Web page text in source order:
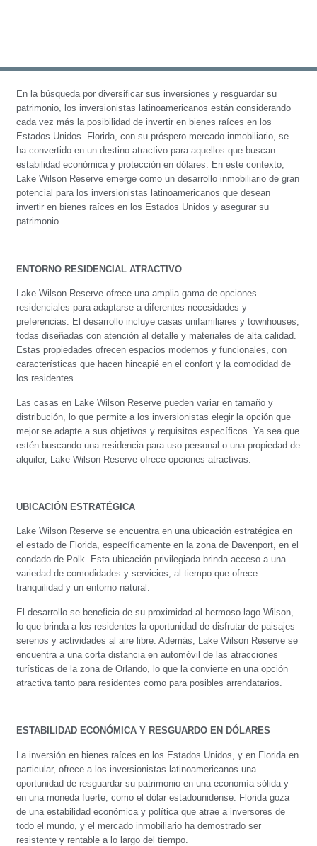
En la búsqueda por diversificar sus inversiones y resguardar su
patrimonio, los inversionistas latinoamericanos están considerando
cada vez más la posibilidad de invertir en bienes raíces en los
Estados Unidos. Florida, con su próspero mercado inmobiliario, se
ha convertido en un destino atractivo para aquellos que buscan
estabilidad económica y protección en dólares. En este contexto,
Lake Wilson Reserve emerge como un desarrollo inmobiliario de gran
potencial para los inversionistas latinoamericanos que desean
invertir en bienes raíces en los Estados Unidos y asegurar su
patrimonio.
ENTORNO RESIDENCIAL ATRACTIVO
Lake Wilson Reserve ofrece una amplia gama de opciones
residenciales para adaptarse a diferentes necesidades y
preferencias. El desarrollo incluye casas unifamiliares y townhouses,
todas diseñadas con atención al detalle y materiales de alta calidad.
Estas propiedades ofrecen espacios modernos y funcionales, con
características que hacen hincapié en el confort y la comodidad de
los residentes.
Las casas en Lake Wilson Reserve pueden variar en tamaño y
distribución, lo que permite a los inversionistas elegir la opción que
mejor se adapte a sus objetivos y requisitos específicos. Ya sea que
estén buscando una residencia para uso personal o una propiedad de
alquiler, Lake Wilson Reserve ofrece opciones atractivas.
UBICACIÓN ESTRATÉGICA
Lake Wilson Reserve se encuentra en una ubicación estratégica en
el estado de Florida, específicamente en la zona de Davenport, en el
condado de Polk. Esta ubicación privilegiada brinda acceso a una
variedad de comodidades y servicios, al tiempo que ofrece
tranquilidad y un entorno natural.
El desarrollo se beneficia de su proximidad al hermoso lago Wilson,
lo que brinda a los residentes la oportunidad de disfrutar de paisajes
serenos y actividades al aire libre. Además, Lake Wilson Reserve se
encuentra a una corta distancia en automóvil de las atracciones
turísticas de la zona de Orlando, lo que la convierte en una opción
atractiva tanto para residentes como para posibles arrendatarios.
ESTABILIDAD ECONÓMICA Y RESGUARDO EN DÓLARES
La inversión en bienes raíces en los Estados Unidos, y en Florida en
particular, ofrece a los inversionistas latinoamericanos una
oportunidad de resguardar su patrimonio en una economía sólida y
en una moneda fuerte, como el dólar estadounidense. Florida goza
de una estabilidad económica y política que atrae a inversores de
todo el mundo, y el mercado inmobiliario ha demostrado ser
resistente y rentable a lo largo del tiempo.